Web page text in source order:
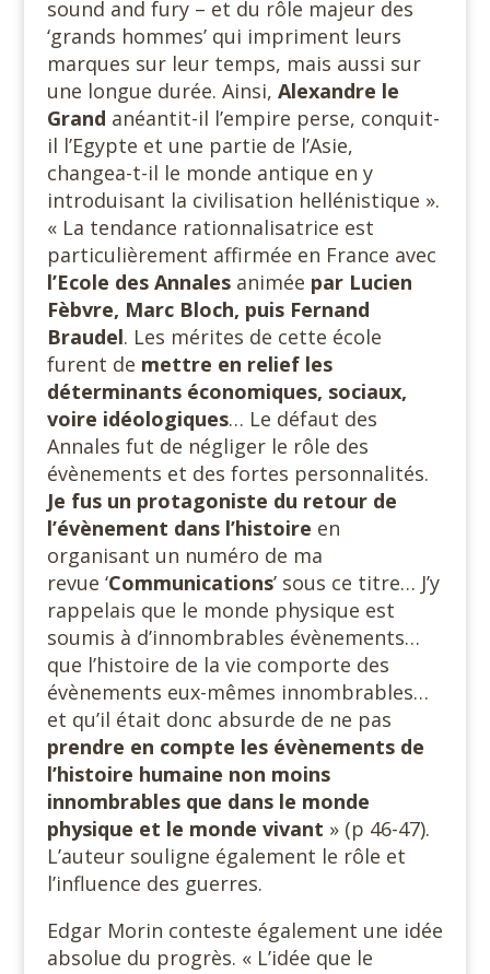
sound and fury – et du rôle majeur des
‘grands hommes’ qui impriment leurs
marques sur leur temps, mais aussi sur
une longue durée. Ainsi, Alexandre le
Grand anéantit-il l’empire perse, conquit-
il l’Egypte et une partie de l’Asie,
changea-t-il le monde antique en y
introduisant la civilisation hellénistique ».
« La tendance rationnalisatrice est
particulièrement affirmée en France avec
l’Ecole des Annalesanimée par Lucien
Fèbvre, Marc Bloch, puis Fernand
Braudel. Les mérites de cette école
furent de mettre en relief les
déterminants économiques, sociaux,
voire idéologiques… Le défaut des
Annales fut de négliger le rôle des
évènements et des fortes personnalités.
Je fus un protagoniste du retour de
l’évènement dans l’histoire en
organisant un numéro de ma
revue ‘Communications’ sous ce titre… J’y
rappelais que le monde physique est
soumis à d’innombrables évènements…
que l’histoire de la vie comporte des
évènements eux-mêmes innombrables…
et qu’il était donc absurde de ne pas
prendre en compte les évènements de
l’histoire humaine non moins
innombrables que dans le monde
physique et le monde vivant » (p 46-47).
L’auteur souligne également le rôle et
l’influence des guerres.
Edgar Morin conteste également une idée
absolue du progrès. « L’idée que le